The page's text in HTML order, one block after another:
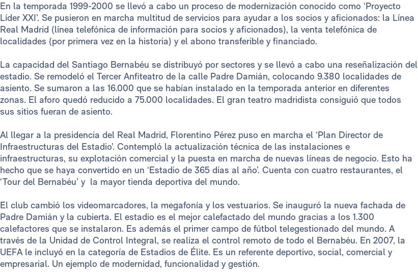
En la temporada 1999-2000 se llevó a cabo un proceso de modernización conocido como ‘Proyecto
Líder XXI’. Se pusieron en marcha multitud de servicios para ayudar a los socios y aficionados: la Línea
Real Madrid (línea telefónica de información para socios y aficionados), la venta telefónica de
localidades (por primera vez en la historia) y el abono transferible y financiado.
La capacidad del Santiago Bernabéu se distribuyó por sectores y se llevó a cabo una reseñalización del
estadio. Se remodeló el Tercer Anfiteatro de la calle Padre Damián, colocando 9.380 localidades de
asiento. Se sumaron a las 16.000 que se habían instalado en la temporada anterior en diferentes
zonas. El aforo quedó reducido a 75.000 localidades. El gran teatro madridista consiguió que todos
sus sitios fueran de asiento.
Al llegar a la presidencia del Real Madrid, Florentino Pérez puso en marcha el ‘Plan Director de
Infraestructuras del Estadio’. Contempló la actualización técnica de las instalaciones e
infraestructuras, su explotación comercial y la puesta en marcha de nuevas líneas de negocio. Esto ha
hecho que se haya convertido en un ‘Estadio de 365 días al año’. Cuenta con cuatro restaurantes, el
‘Tour del Bernabéu’ y la mayor tienda deportiva del mundo.
El club cambió los videomarcadores, la megafonía y los vestuarios. Se inauguró la nueva fachada de
Padre Damián y la cubierta. El estadio es el mejor calefactado del mundo gracias a los 1.300
calefactores que se instalaron. Es además el primer campo de fútbol telegestionado del mundo. A
través de la Unidad de Control Integral, se realiza el control remoto de todo el Bernabéu. En 2007, la
UEFA le incluyó en la categoría de Estadios de Élite. Es un referente deportivo, social, comercial y
empresarial. Un ejemplo de modernidad, funcionalidad y gestión.